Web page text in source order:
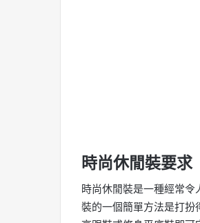
時尚休閒裝要求
時尚休閒裝是一種經常
裝的一個簡單方法是打扮